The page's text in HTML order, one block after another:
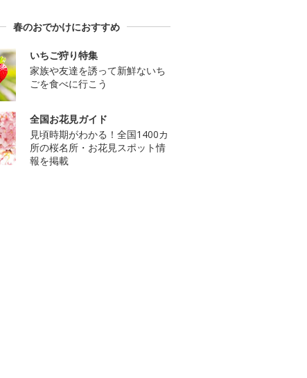
春のおでかけにおすすめ
いちご狩り特集
家族や友達を誘って新鮮ないち
ごを食べに行こう
全国お花見ガイド
見頃時期がわかる！全国1400カ
所の桜名所・お花見スポット情
報を掲載